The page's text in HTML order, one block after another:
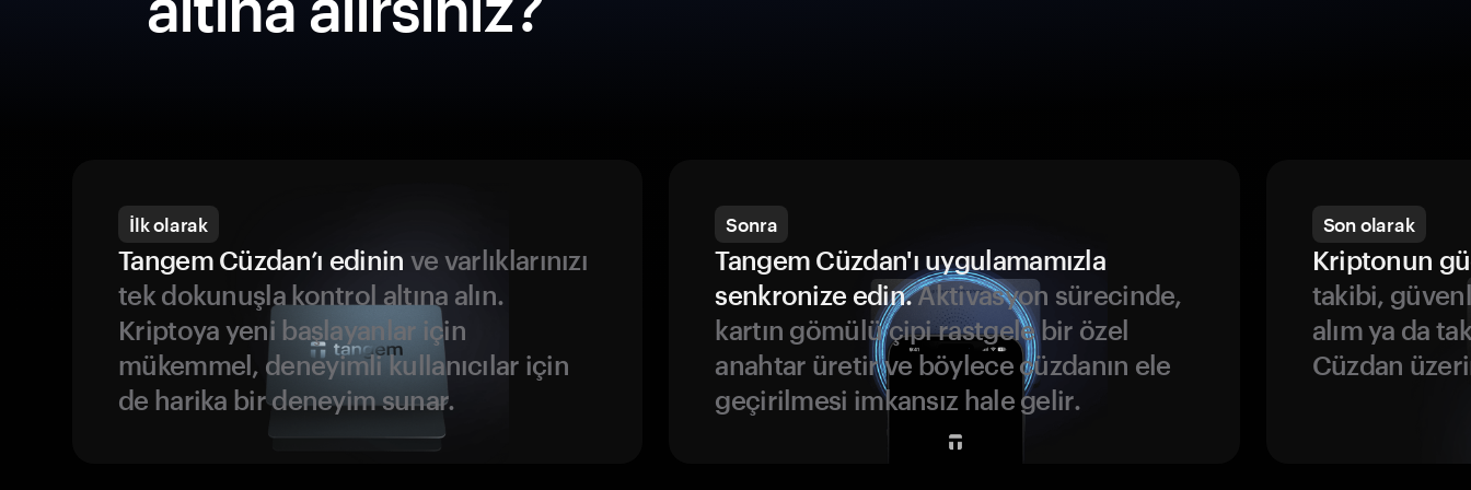
İlk olarak
Tangem Cüzdan’ı edinin ve varlıklarınızı
tek dokunuşla kontrol altına alın.
Kriptoya yeni başlayanlar için
mükemmel, deneyimli kullanıcılar için
de harika bir deneyim sunar.
Sonra
Tangem Cüzdan'ı uygulamamızla
senkronize edin.Aktivasyon sürecinde,
kartın gömülü çipi rastgele bir özel
anahtar üretir ve böylece cüzdanın ele
geçirilmesi imkansız hale gelir.
Son olarak
Kriptonun
takibi,
alım ya da
Cüzdan